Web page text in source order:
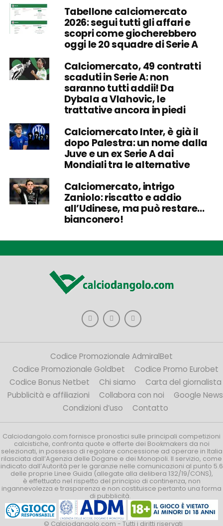
Tabellone calciomercato
2026: segui tutti gli affari e
scopri come giocherebbero
oggi le 20 squadre di Serie A
Calciomercato, 49 contratti
scaduti in Serie A: non
saranno tutti addii! Da
Dybala a Vlahovic, le
trattative ancora in piedi
Calciomercato Inter, è già il
dopo Palestra: un nome dalla
Juve e un ex Serie A dai
Mondiali tra le alternative
Calciomercato, intrigo
Zaniolo: riscatto e addio
all’Udinese, ma può restare…
bianconero!
Codice Promozionale AdmiralBet
Codice Promozionale Goldbet
Codice Promo Eurobet
Codice Bonus Netbet
Chi siamo
Carta del giornalista
Pubblicità e affiliazioni
Collabora con noi
Google News
Condizioni d’uso
Contatto
Calciodangolo.com fornisce pronostici sulle principali competizioni
calcistiche, confronta quote e offerte dei Bookmakers da noi
selezionati, in possesso di regolare concessione ad operare in Italia
rilasciata dall’Agenzia delle Dogane e dei Monopoli. Il servizio, come
indicato dall’Autorità per le garanzie nelle comunicazioni al punto 5.6
delle proprie Linee Guida (allegate alla delibera 132/19/CONS),
è effettuato nel rispetto del principio di continenza, non
ingannevolezza e trasparenza e non costituisce pertanto una forma
di pubblicità.
© Calciodangolo.com - Tutti i diritti riservati